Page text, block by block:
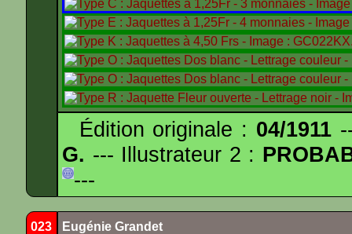
Édition originale : 04/1911
G. --- Illustrateur 2 :
---
023 Eugénie Grandet